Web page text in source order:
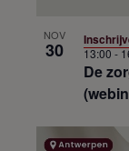
NOV
30
De
13:00-